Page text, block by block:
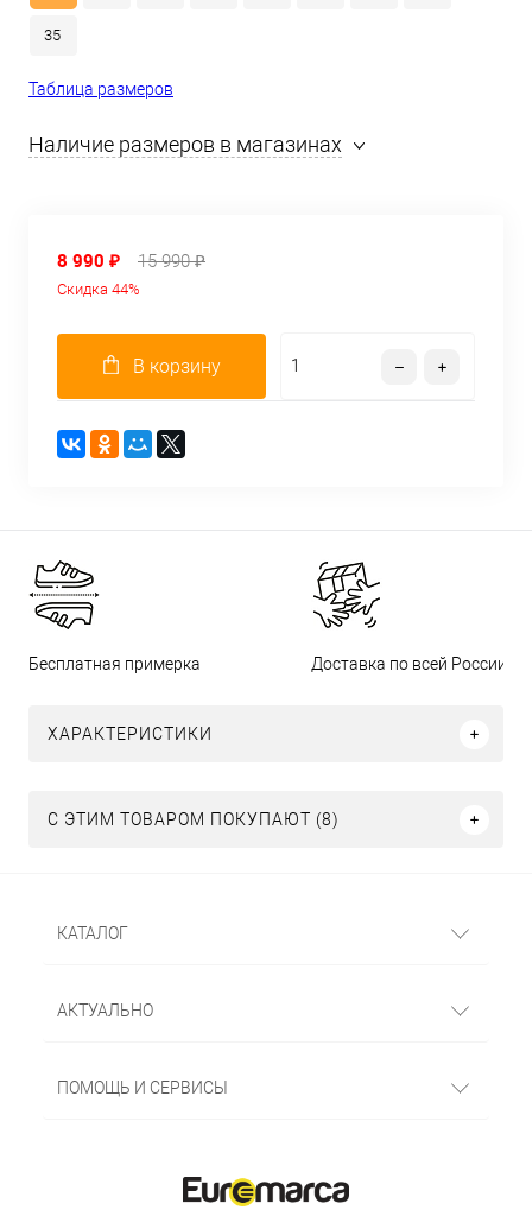
35
Таблица размеров
Наличие размеров в магазинах
8 990 ₽ 15 990 ₽
Скидка 44%
В корзину
Бесплатная примерка Доставка по всей России
ХАРАКТЕРИСТИКИ
С ЭТИМ ТОВАРОМ ПОКУПАЮТ (8)
КАТАЛОГ
АКТУАЛЬНО
ПОМОЩЬ И СЕРВИСЫ